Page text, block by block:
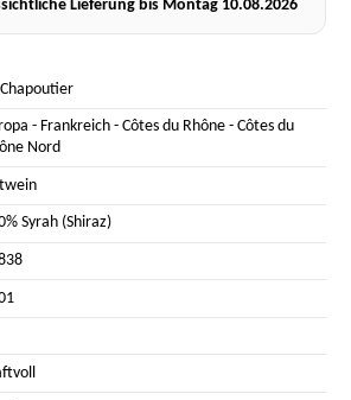
Lieferung bis Montag 10.08.2026
- Frankreich- Côtes du Rhône- Côtes du
Nord
Syrah (Shiraz)